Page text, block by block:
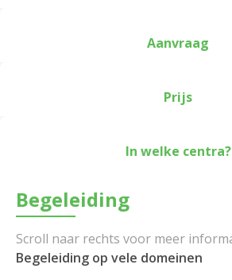
Begeleiding
Begeleiding op vele domeinen
Aanvraag
Prijs
In welke centra?